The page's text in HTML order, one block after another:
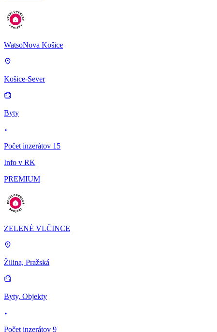
WatsoNova Košice
Košice-Sever
Byty
Počet inzerátov 15
Info v RK
PREMIUM
ZELENÉ VLČINCE
Žilina, Pražská
Byty, Objekty
Počet inzerátov 9